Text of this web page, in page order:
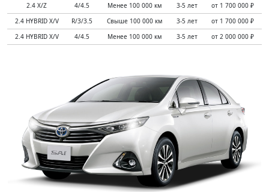
2.4 X/Z
4/4.5 Менее 100 000 км 3-5 лет
от 1 700 000 ₽
2.4 HYBRID X/V
R/3/3.5 Свыше 100 000 км 3-5 лет
от 1 700 000 ₽
2.4 HYBRID X/V
4/4.5 Менее 100 000 км 3-5 лет от 2 000 000 ₽